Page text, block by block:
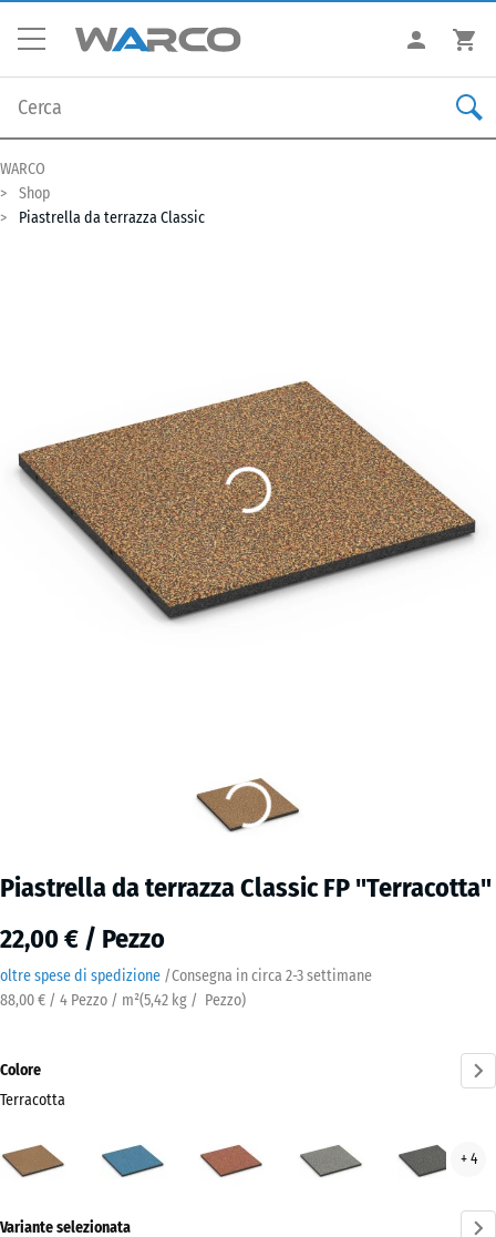
WARCO
Shop
Piastrella da terrazza Classic
Piastrella da terrazza Classic FP "Terracotta"
22,00 € / Pezzo
oltre spese di spedizione /Consegna in circa 2-3 settimane
88,00 € / 4 Pezzo / m²(5,42 kg / Pezzo)
Colore
Terracotta
(active)
grigio
+ 4
informazioni
Variante selezionata